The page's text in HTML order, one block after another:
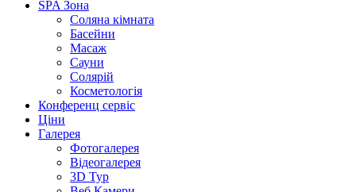
SPA Зона
Соляна кімната
Басейни
Масаж
Сауни
Солярій
Косметологія
Конференц сервіс
Ціни
Галерея
Фотогалерея
Відеогалерея
3D Тур